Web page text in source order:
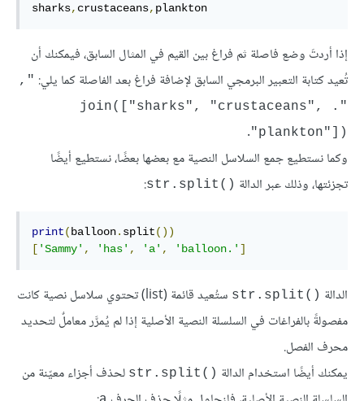
sharks, crustaceans, plankton
إذا أردتَ وضع فاصلة ثم فراغ بين القيم في المثال السابق، فيمكنك أن
تُعيد كتابة التعبير البرمجي السابق لإضافة فراغ بعد الفاصلة كما يلي:
".join(["sharks", "crustaceans",
"plankton"])
.
وكما نستطيع جمع السلاسل النصية مع بعضها بعضًا، نستطيع أيضًا
تجزئتها، وذلك عبر الدالة str.split()‎
:
print( balloon. split())
[ 'Sammy' , 'has' , 'a' , 'balloon.' ]
الدالة str.split()‎
ستُعيد قائمة (list) تحتوي سلاسل نصية كانت
مفصولةً بالفراغات في السلسلة النصية الأصلية إذا لم يُمرَّر معاملٌ لتحديد
محرف الفصل.
يمكنك أيضًا استخدام الدالة str.split()‎ لحذف أجزاء معيّنة من